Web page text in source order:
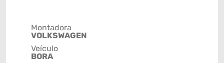
Montadora
VOLKSWAGEN
Veículo
BORA